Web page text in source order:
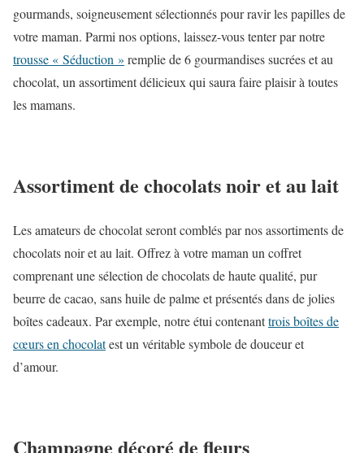
gourmands, soigneusement sélectionnés pour ravir les papilles de
votre maman. Parmi nos options, laissez-vous tenter par notre
trousse « Séduction » remplie de 6 gourmandises sucrées et au
chocolat, un assortiment délicieux qui saura faire plaisir à toutes
les mamans.
Assortiment de chocolats noir et au lait
Les amateurs de chocolat seront comblés par nos assortiments de
chocolats noir et au lait. Offrez à votre maman un coffret
comprenant une sélection de chocolats de haute qualité, pur
beurre de cacao, sans huile de palme et présentés dans de jolies
boîtes cadeaux. Par exemple, notre étui contenanttrois boîtes de
cœurs en chocolatest un véritable symbole de douceur et
d’amour.
Champagne décoré de fleurs